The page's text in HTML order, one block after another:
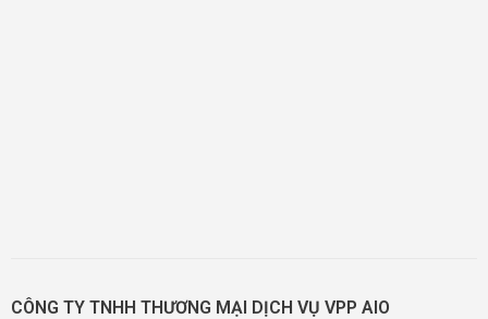
CÔNG TY TNHH THƯƠNG MẠI DỊCH VỤ VPP AIO